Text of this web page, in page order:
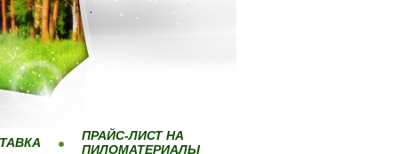
ПРАЙС-ЛИСТ НА
ПИЛОМАТЕРИАЛЫ